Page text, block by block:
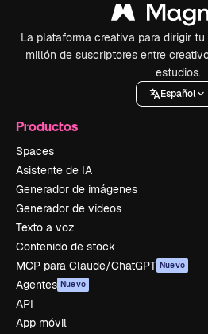
La plataforma creativa para dirigir
millón de suscriptores entre
estudios.
Español
Productos
Spaces
Asistente de IA
Generador de imágenes
Generador de vídeos
Texto a voz
Contenido de stock
MCP para Claude/ChatGPT Nuevo
Agentes Nuevo
API
App móvil